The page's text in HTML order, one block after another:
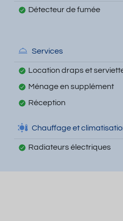
Détecteur de fumée
Services
Location draps et
Ménage en supplément
Réception
Chauffage et
Radiateurs électriques